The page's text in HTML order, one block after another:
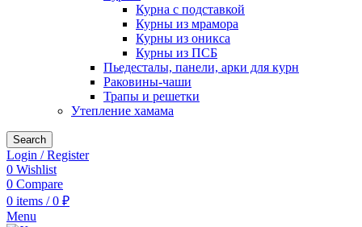
Курна с подставкой
Курны из мрамора
Курны из оникса
Курны из ПСБ
Пьедесталы, панели, арки для курн
Раковины-чаши
Трапы и решетки
Утепление хамама
Search
Login / Register
0 Wishlist
0 Compare
0 items / 0 ₽
Menu